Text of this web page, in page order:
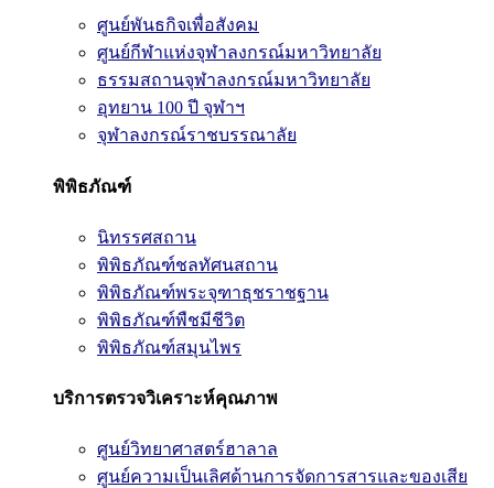
ศูนย์พันธกิจเพื่อสังคม
ศูนย์กีฬาแห่งจุฬาลงกรณ์มหาวิทยาลัย
ธรรมสถานจุฬาลงกรณ์มหาวิทยาลัย
อุทยาน 100 ปี จุฬาฯ
จุฬาลงกรณ์ราชบรรณาลัย
พิพิธภัณฑ์
นิทรรศสถาน
พิพิธภัณฑ์ชลทัศนสถาน
พิพิธภัณฑ์พระจุฑาธุชราชฐาน
พิพิธภัณฑ์พืชมีชีวิต
พิพิธภัณฑ์สมุนไพร
บริการตรวจวิเคราะห์คุณภาพ
ศูนย์วิทยาศาสตร์ฮาลาล
ศูนย์ความเป็นเลิศด้านการจัดการสารและของเสีย